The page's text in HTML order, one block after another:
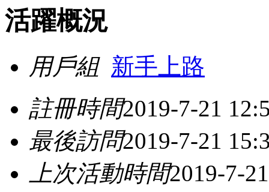
活躍概況
用戶組 新手上路
註冊時間2019-7-21
最後訪問2019-7-21
上次活動時間2019-7-